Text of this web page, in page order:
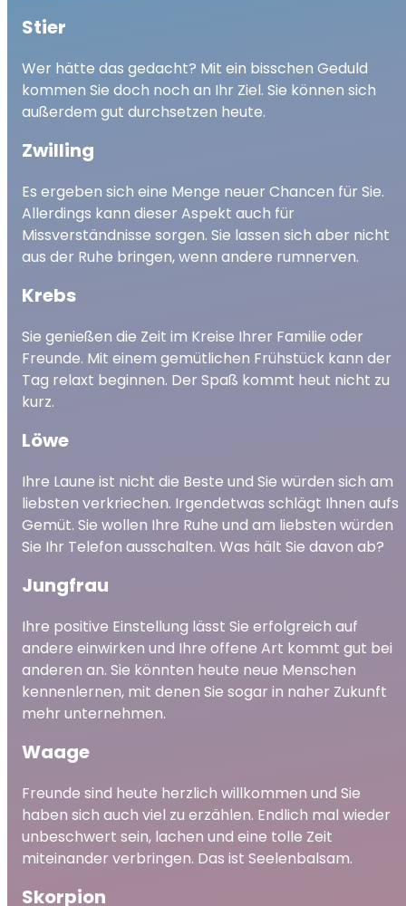
Stier
Wer hätte das gedacht? Mit ein bisschen Geduld
kommen Sie doch noch an Ihr Ziel. Sie können sich
außerdem gut durchsetzen heute.
Zwilling
Es ergeben sich eine Menge neuer Chancen für Sie.
Allerdings kann dieser Aspekt auch für
Missverständnisse sorgen. Sie lassen sich aber nicht
aus der Ruhe bringen, wenn andere rumnerven.
Krebs
Sie genießen die Zeit im Kreise Ihrer Familie oder
Freunde. Mit einem gemütlichen Frühstück kann der
Tag relaxt beginnen. Der Spaß kommt heut nicht zu
kurz.
Löwe
Ihre Laune ist nicht die Beste und Sie würden sich am
liebsten verkriechen. Irgendetwas schlägt Ihnen aufs
Gemüt. Sie wollen Ihre Ruhe und am liebsten würden
Sie Ihr Telefon ausschalten. Was hält Sie davon ab?
Jungfrau
Ihre positive Einstellung lässt Sie erfolgreich auf
andere einwirken und Ihre offene Art kommt gut bei
anderen an. Sie könnten heute neue Menschen
kennenlernen, mit denen Sie sogar in naher Zukunft
mehr unternehmen.
Waage
Freunde sind heute herzlich willkommen und Sie
haben sich auch viel zu erzählen. Endlich mal wieder
unbeschwert sein, lachen und eine tolle Zeit
miteinander verbringen. Das ist Seelenbalsam.
Skorpion